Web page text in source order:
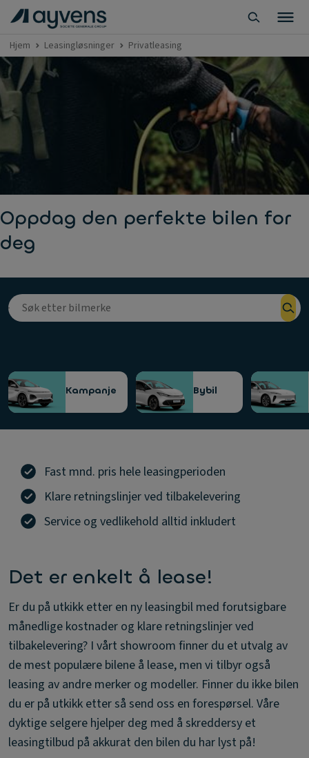
Hjem Leasingløsninger Privatleasing
Oppdag den perfekte bilen for
deg
Kampanje Bybil
Fast mnd. pris hele leasingperioden
Klare retningslinjer ved tilbakelevering
Service og vedlikehold alltid inkludert
Det er enkelt å lease!
Er du på utkikk etter en ny leasingbil med forutsigbare
månedlige kostnader og klare retningslinjer ved
tilbakelevering? I vårt showroom finner du et utvalg av
de mest populære bilene å lease, men vi tilbyr også
leasing av andre merker og modeller. Finner du ikke bilen
du er på utkikk etter så send oss en forespørsel. Våre
dyktige selgere hjelper deg med å skreddersy et
leasingtilbud på akkurat den bilen du har lyst på!